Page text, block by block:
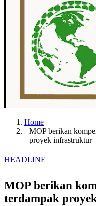
Home
MOP berikan
proyek infrastruktur
HEADLINE
MOP berikan
terdampak